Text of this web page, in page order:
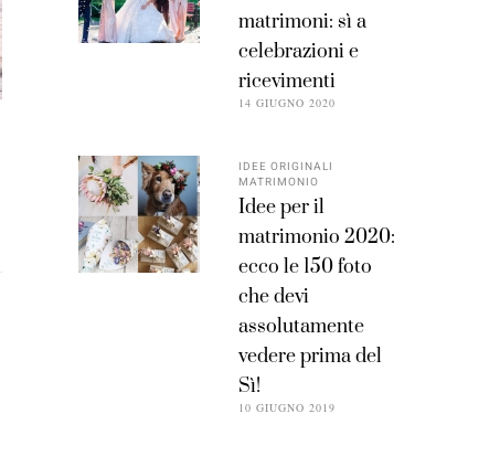
matrimoni: sì a
celebrazioni e
ricevimenti
14 GIUGNO 2020
IDEE ORIGINALI
MATRIMONIO
Idee per il
matrimonio 2020:
ecco le 150 foto
che devi
assolutamente
vedere prima del
Sì!
10 GIUGNO 2019